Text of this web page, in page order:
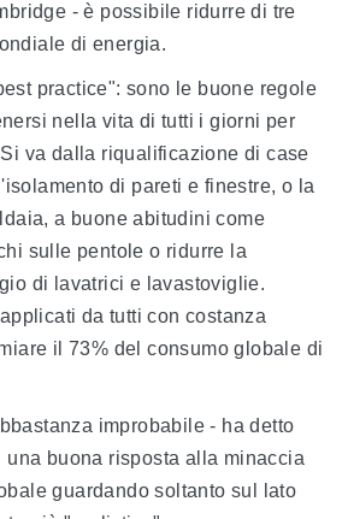
- è possibile ridurre di tre
di energia.
practice": sono le buone regole
nella vita di tutti i giorni per
va dalla riqualificazione di case
di pareti e finestre, o la
a buone abitudini come
sulle pentole o ridurre la
di lavatrici e lavastoviglie.
da tutti con costanza
il 73% del consumo globale di
improbabile - ha detto
buona risposta alla minaccia
guardando soltanto sul lato